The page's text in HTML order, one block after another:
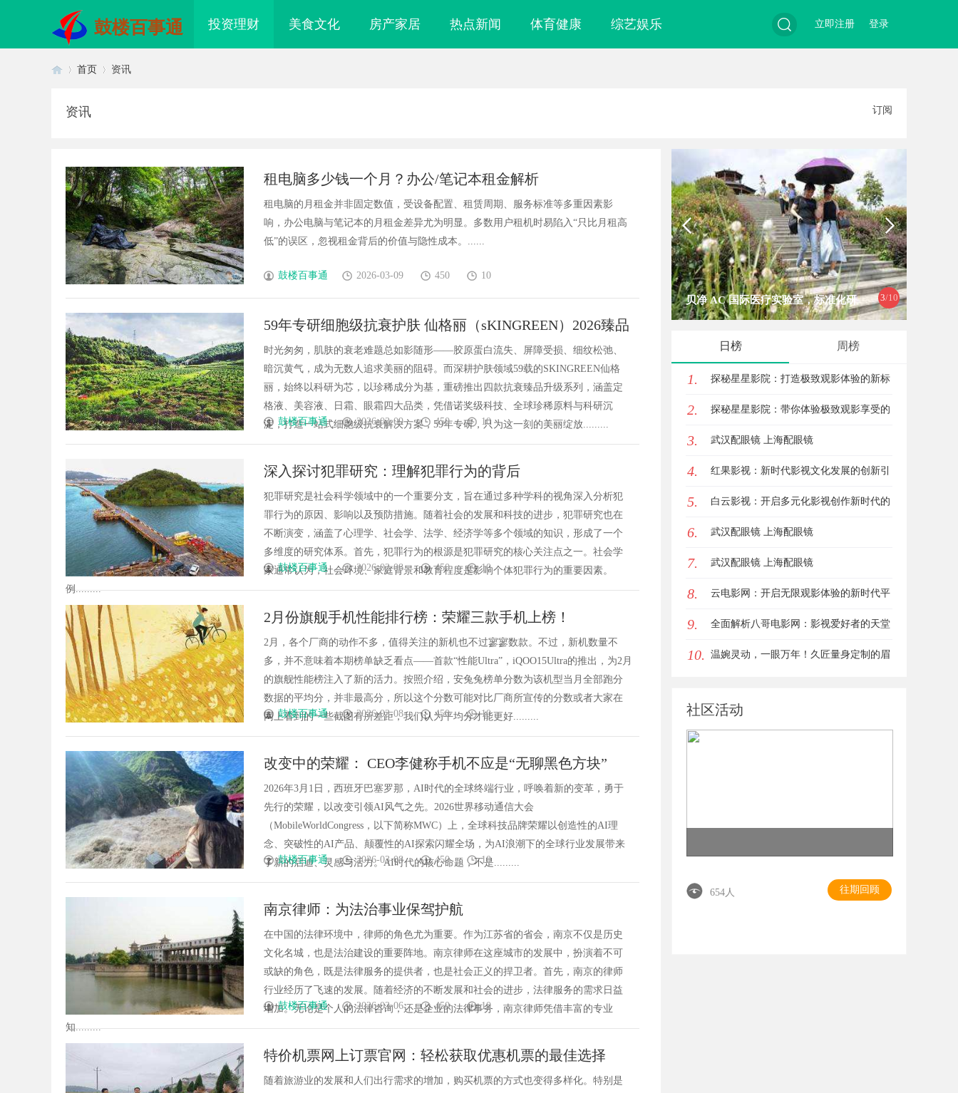
鼓楼百事通 投资理财 美食文化 房产家居 热点新闻 体育健康 综艺娱乐 登录
立即注册
首页 资讯
资讯 订阅
租电脑多少钱一个月？办公/笔记本租金解析
租电脑的月租金并非固定数值，受设备配置、租赁周期、服务标准等多重因素影
响，办公电脑与笔记本的月租金差异尤为明显。多数用户租机时易陷入“只比月租高
低”的误区，忽视租金背后的价值与隐性成本。......
鼓楼百事通 2026-03-09 450 10
59年专研细胞级抗衰护肤 仙格丽（sKINGREEN）2026臻品
全线升级
时光匆匆，肌肤的衰老难题总如影随形——胶原蛋白流失、屏障受损、细纹松弛、
暗沉黄气，成为无数人追求美丽的阻碍。而深耕护肤领域59载的SKINGREEN仙格
丽，始终以科研为芯，以珍稀成分为基，重磅推出四款抗衰臻品升级系列，涵盖定
格液、美容液、日霜、眼霜四大品类，凭借诺奖级科技、全球珍稀原料与科研沉
淀，打造一站式细胞级抗衰解决方案，59年专研，只为这一刻的美丽绽放.........
鼓楼百事通 2026-03-09 450 10
深入探讨犯罪研究：理解犯罪行为的背后
犯罪研究是社会科学领域中的一个重要分支，旨在通过多种学科的视角深入分析犯
罪行为的原因、影响以及预防措施。随着社会的发展和科技的进步，犯罪研究也在
不断演变，涵盖了心理学、社会学、法学、经济学等多个领域的知识，形成了一个
多维度的研究体系。首先，犯罪行为的根源是犯罪研究的核心关注点之一。社会学
家通常认为，社会环境、家庭背景和教育程度是影响个体犯罪行为的重要因素。
例.........
鼓楼百事通 2026-03-08 450 10
2月份旗舰手机性能排行榜：荣耀三款手机上榜！
2月，各个厂商的动作不多，值得关注的新机也不过寥寥数款。不过，新机数量不
多，并不意味着本期榜单缺乏看点——首款“性能Ultra”，iQOO15Ultra的推出，为2月
的旗舰性能榜注入了新的活力。按照介绍，安兔兔榜单分数为该机型当月全部跑分
数据的平均分，并非最高分，所以这个分数可能对比厂商所宣传的分数或者大家在
网上看到的一些截图有所差距，我们认为平均分才能更好.........
鼓楼百事通 2026-03-08 450 10
改变中的荣耀： CEO李健称手机不应是“无聊黑色方块”
2026年3月1日，西班牙巴塞罗那，AI时代的全球终端行业，呼唤着新的变革，勇于
先行的荣耀，以改变引领AI风气之先。2026世界移动通信大会
（MobileWorldCongress，以下简称MWC）上，全球科技品牌荣耀以创造性的AI理
念、突破性的AI产品、颠覆性的AI探索闪耀全场，为AI浪潮下的全球行业发展带来
了新的启迪、灵感与活力。AI时代的核心命题，不是.........
鼓楼百事通 2026-03-08 450 10
南京律师：为法治事业保驾护航
在中国的法律环境中，律师的角色尤为重要。作为江苏省的省会，南京不仅是历史
文化名城，也是法治建设的重要阵地。南京律师在这座城市的发展中，扮演着不可
或缺的角色，既是法律服务的提供者，也是社会正义的捍卫者。首先，南京的律师
行业经历了飞速的发展。随着经济的不断发展和社会的进步，法律服务的需求日益
增加。无论是个人的法律咨询，还是企业的法律事务，南京律师凭借丰富的专业
知.........
鼓楼百事通 2026-03-06 450 10
特价机票网上订票官网：轻松获取优惠机票的最佳选择
随着旅游业的发展和人们出行需求的增加，购买机票的方式也变得多样化。特别是
3/10
析国信招投标公共服务平台的 武汉配眼镜 上海配眼镜 武汉配眼镜 上海配眼镜 贝净 AC 国际医疗实验室，标准化研
日榜 周榜
1. 探秘星星影院：打造极致观影体验的新标
杆
2. 探秘星星影院：带你体验极致观影享受的
独特空间
3. 武汉配眼镜 上海配眼镜
4. 红果影视：新时代影视文化发展的创新引
擎与力量
5. 白云影视：开启多元化影视创作新时代的
领航者
6. 武汉配眼镜 上海配眼镜
7. 武汉配眼镜 上海配眼镜
8. 云电影网：开启无限观影体验的新时代平
台
9. 全面解析八哥电影网：影视爱好者的天堂
与资源宝库
10. 温婉灵动，一眼万年！久匠量身定制的眉
女生的气质加分项
社区活动
654人 往期回顾